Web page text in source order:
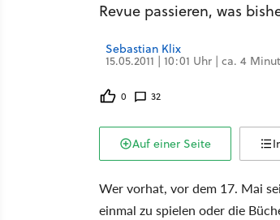
Revue passieren, was
Sebastian Klix
15.05.2011 | 10:01 Uhr | ca. 4
0 32
Auf einer Seite
Wer vorhat, vor dem 17. Mai
einmal zu spielen oder die